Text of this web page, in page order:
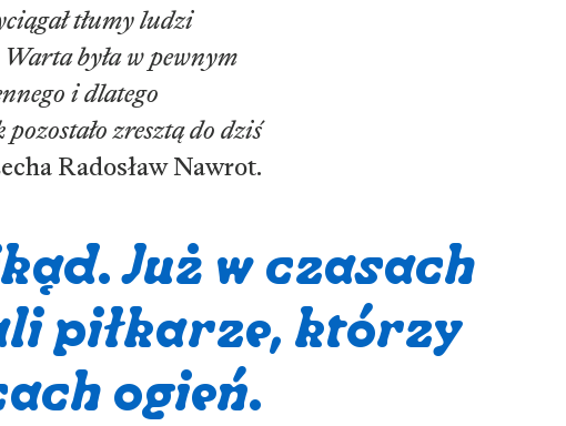
tłumy ludzi
była w pewnym
i dlatego
zresztą do dziś
Radosław Nawrot.
Już w czasach
piłkarze, którzy
ogień.